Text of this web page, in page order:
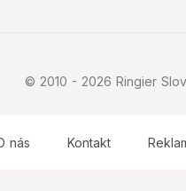
© 2010 - 2026 Ringier
nás Kontakt